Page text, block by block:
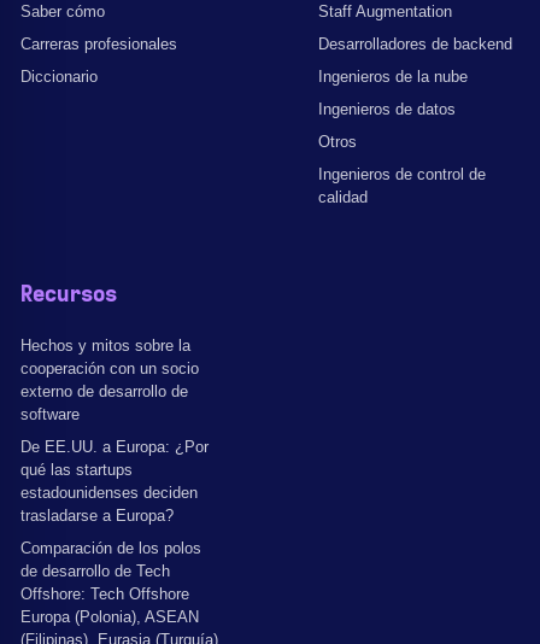
Saber cómo
Carreras profesionales
Diccionario
Staff Augmentation
Desarrolladores de backend
Ingenieros de la nube
Ingenieros de datos
Otros
Ingenieros de control de
calidad
Recursos
Hechos y mitos sobre la
cooperación con un socio
externo de desarrollo de
software
De EE.UU. a Europa: ¿Por
qué las startups
estadounidenses deciden
trasladarse a Europa?
Comparación de los polos
de desarrollo de Tech
Offshore: Tech Offshore
Europa (Polonia), ASEAN
(Filipinas), Eurasia (Turquía)